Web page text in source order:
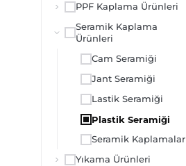
PPF Kaplama Ürünleri
Seramik Kaplama
Ürünleri
Cam Seramiği
Jant Seramiği
Lastik Seramiği
Plastik Seramiği
Seramik Kaplamalar
Yıkama Ürünleri